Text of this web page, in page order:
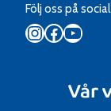
Följ oss på
Instagram
Facebook
Vår